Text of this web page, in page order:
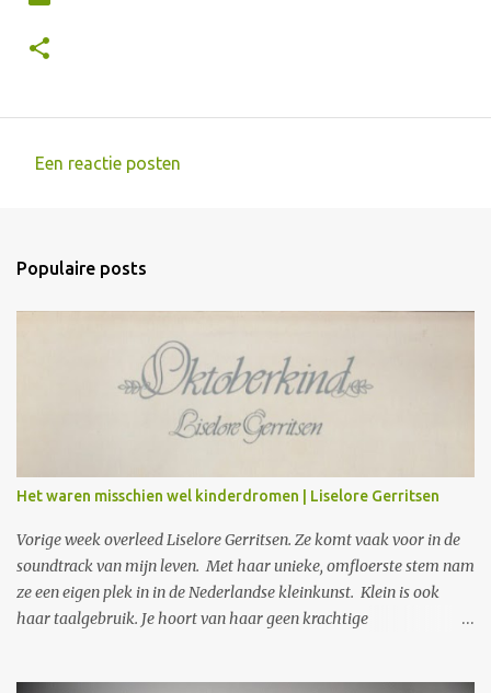
c
t
Een reactie posten
Populaire posts
Het waren misschien wel kinderdromen | Liselore Gerritsen
Vorige week overleed Liselore Gerritsen. Ze komt vaak voor in de
soundtrack van mijn leven. Met haar unieke, omfloerste stem nam
ze een eigen plek in in de Nederlandse kleinkunst. Klein is ook
haar taalgebruik. Je hoort van haar geen krachtige